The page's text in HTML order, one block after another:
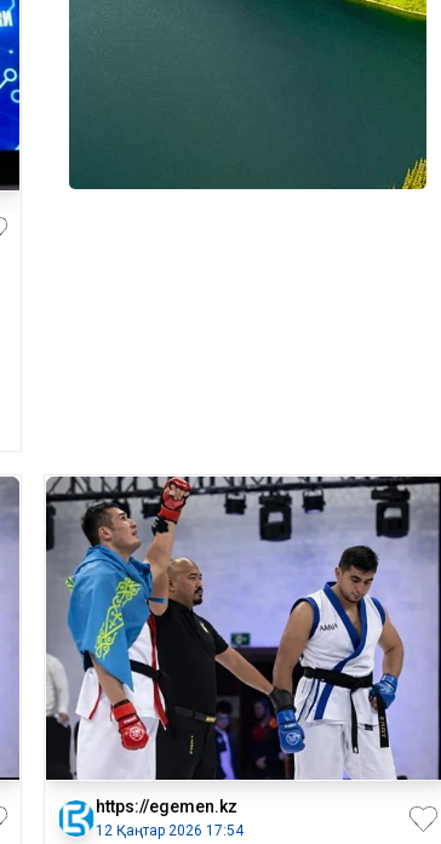
https://egemen.kz
12 Қаңтар 2026 17:54